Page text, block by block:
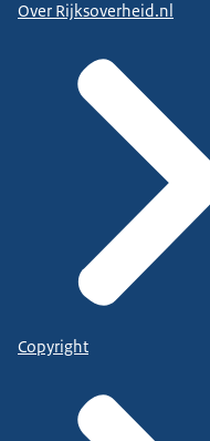
Over Rijksoverheid.nl
Copyright